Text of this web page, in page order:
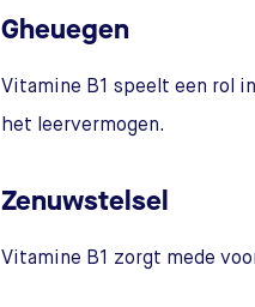
Gheuegen
Vitamine B1 speelt een rol
het leervermogen.
Zenuwstelsel
Vitamine B1 zorgt mede